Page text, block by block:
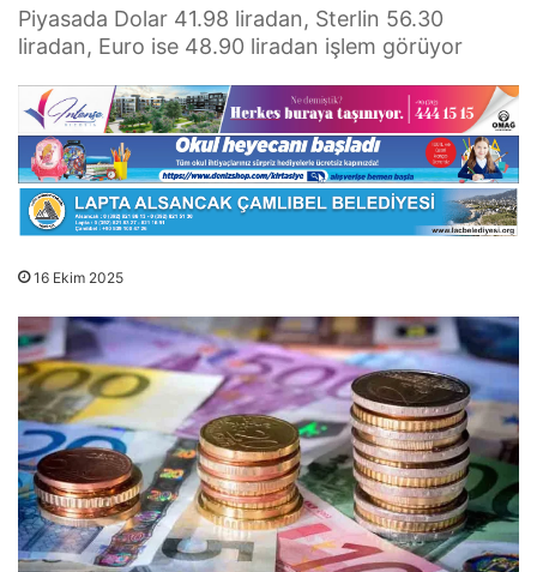
Piyasada Dolar 41.98 liradan, Sterlin 56.30
liradan, Euro ise 48.90 liradan işlem görüyor
16 Ekim 2025